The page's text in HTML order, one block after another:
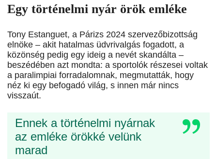
Egy történelmi nyár örök emléke
Tony Estanguet, a Párizs 2024 szervezőbizottság
elnöke – akit hatalmas üdvrivalgás fogadott, a
közönség pedig egy ideig a nevét skandálta –
beszédében azt mondta: a sportolók részesei voltak
a paralimpiai forradalomnak, megmutatták, hogy
néz ki egy befogadó világ, s innen már nincs
visszaút.
Ennek a történelmi nyárnak
az emléke örökké velünk
marad